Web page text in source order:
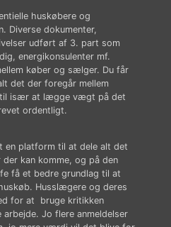
huskøbere og
Diverse dokumenter,
udført af 3. part som
energikonsulenter mf.
køber og sælger. Du får
det der foregår mellem
især at lægge vægt på det
ordentligt.
en platform til at dele alt det
kan komme, og på den
få et bedre grundlag til at
Husslægere og deres
for at bruge kritikken
Jo flere anmeldelser